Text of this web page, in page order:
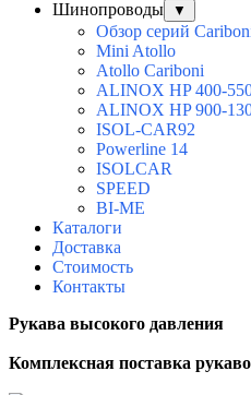
Шинопроводы
▼
Обзор серий
Mini Atollo
Atollo Cariboni
ALINOX HP 400-
ALINOX HP 900-
ISOL-CAR92
Powerline 14
ISOLCAR
SPEED
BI-ME
Каталоги
Доставка
Стоимость
Контакты
Рукава высокого давления
Комплексная поставка